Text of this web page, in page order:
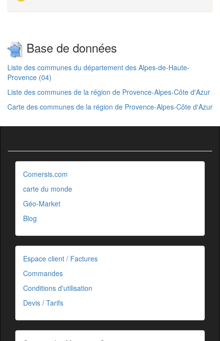
Base de données
Liste des communes du département des Alpes-de-Haute-
Provence (04)
Liste des communes de la région de Provence-Alpes-Côte d'Azur
Carte des communes de la région de Provence-Alpes-Côte d'Azur
Comersis.com
carte du monde
Géo-Market
Blog
Espace client / Factures
Commandes
Conditions d'utilisation
Devis / Tarifs